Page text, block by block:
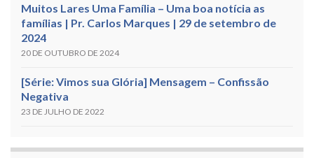
Muitos Lares Uma Família – Uma boa notícia as
famílias | Pr. Carlos Marques | 29 de setembro de
2024
20 DE OUTUBRO DE 2024
[Série: Vimos sua Glória] Mensagem – Confissão
Negativa
23 DE JULHO DE 2022